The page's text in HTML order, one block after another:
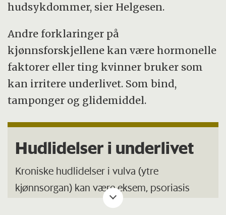
hudsykdommer, sier Helgesen.
Andre forklaringer på
kjønnsforskjellene kan være hormonelle
faktorer eller ting kvinner bruker som
kan irritere underlivet. Som bind,
tamponger og glidemiddel.
Hudlidelser i underlivet
Kroniske hudlidelser i vulva (ytre
kjønnsorgan) kan være eksem, psoriasis
eller mer sjeldne sykdommer som lichen